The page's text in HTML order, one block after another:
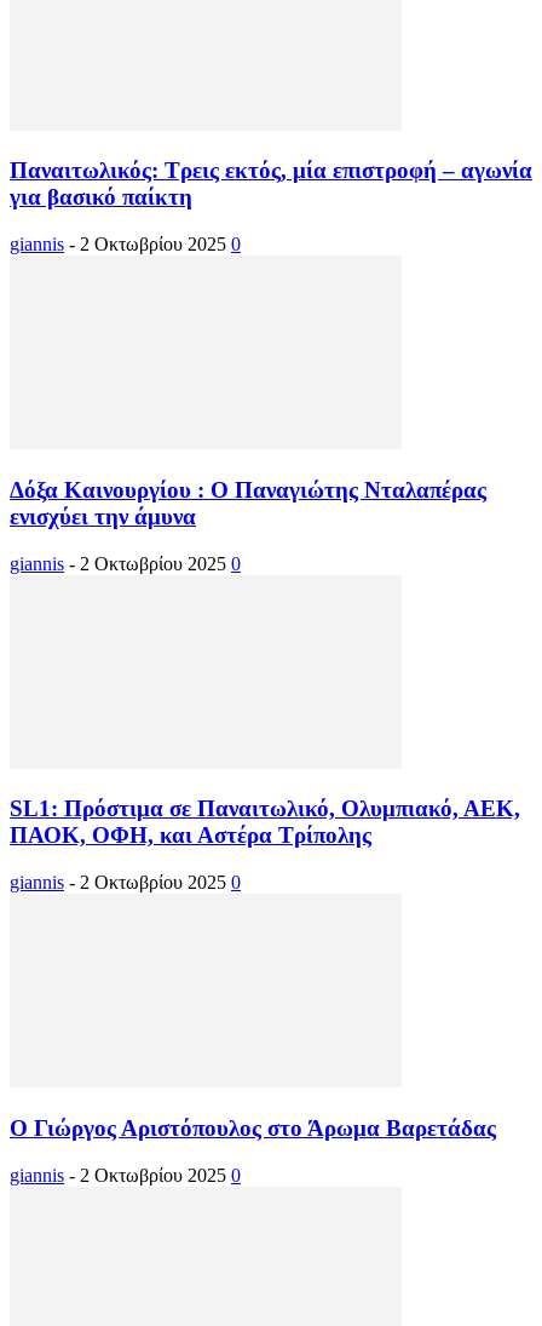
Παναιτωλικός: Τρεις εκτός, μία επιστροφή – αγωνία
για βασικό παίκτη
giannis - 2 Οκτωβρίου 2025 0
Δόξα Καινουργίου : Ο Παναγιώτης Νταλαπέρας
ενισχύει την άμυνα
giannis - 2 Οκτωβρίου 2025 0
SL1: Πρόστιμα σε Παναιτωλικό, Ολυμπιακό, ΑΕΚ,
ΠΑΟΚ, ΟΦΗ, και Αστέρα Τρίπολης
giannis - 2 Οκτωβρίου 2025 0
Ο Γιώργος Αριστόπουλος στο Άρωμα Βαρετάδας
giannis - 2 Οκτωβρίου 2025 0